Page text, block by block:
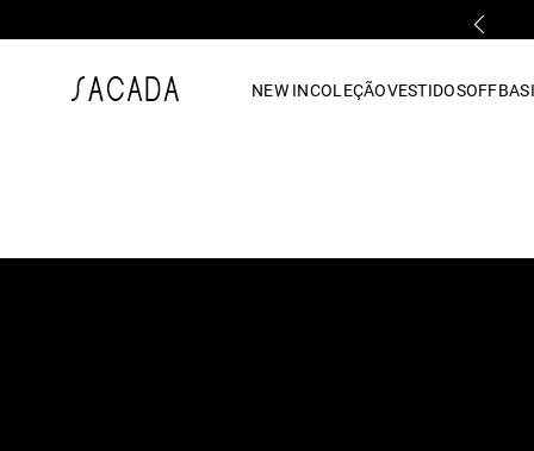
NEW INCOLEÇÃOVESTIDOSOFF
vestido midi
7º macacão